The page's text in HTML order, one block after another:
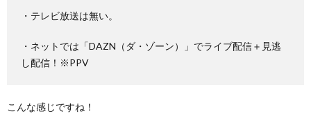
・テレビ放送は無い。
・ネットでは「DAZN（ダ・ゾーン）」でライブ配信＋見逃
し配信！※PPV
こんな感じですね！